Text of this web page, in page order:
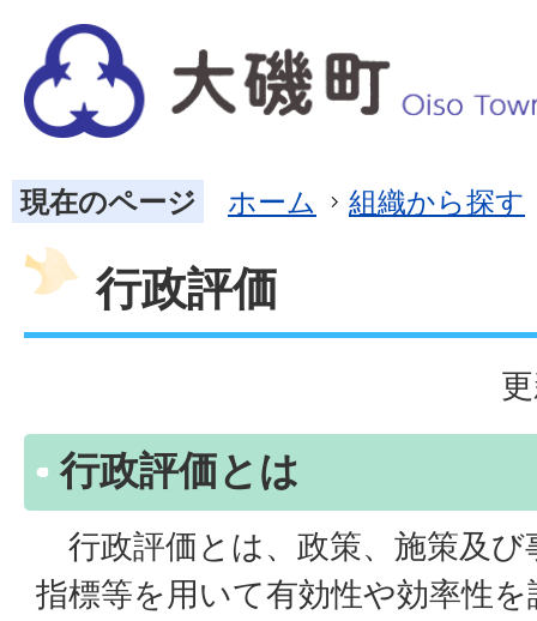
現在のページ ホーム 組織から探す
行政評価
行政評価とは
行政評価とは、政策、施策及び
指標等を用いて有効性や効率性